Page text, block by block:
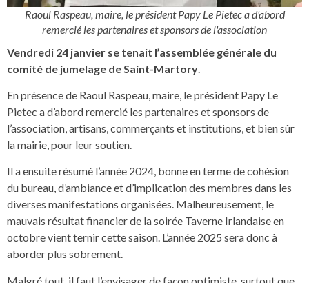
Raoul Raspeau, maire, le président Papy Le Pietec a d'abord
remercié les partenaires et sponsors de l'association
Vendredi 24 janvier se tenait l’assemblée générale du
comité de jumelage de Saint-Martory
En présence de Raoul Raspeau, maire, le président Papy Le
Pietec a d’abord remercié les partenaires et sponsors de
l’association, artisans, commerçants et institutions, et bien sûr
la mairie, pour leur soutien.
Il a ensuite résumé l’année 2024, bonne en terme de cohésion
du bureau, d’ambiance et d’implication des membres dans les
diverses manifestations organisées. Malheureusement, le
mauvais résultat financier de la soirée Taverne Irlandaise en
octobre vient ternir cette saison. L’année 2025 sera donc à
aborder plus sobrement.